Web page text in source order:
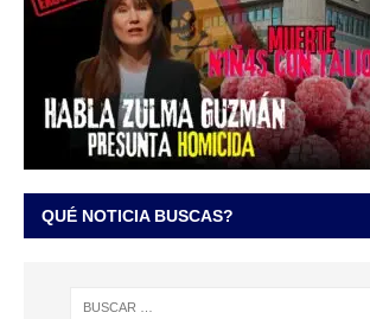
QUÉ NOTICIA BUSCAS?